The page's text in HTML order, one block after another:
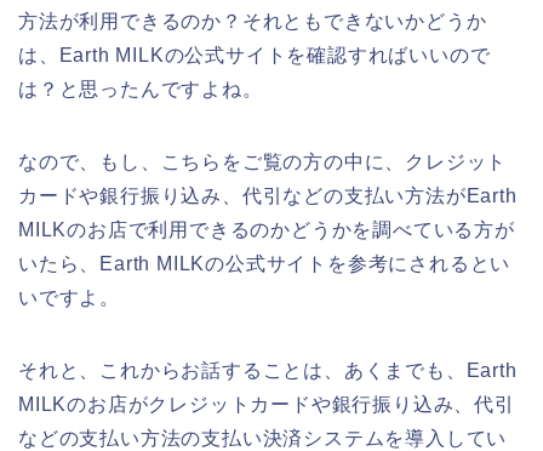
方法が利用できるのか？それともできないかどうか
は、Earth MILKの公式サイトを確認すればいいので
は？と思ったんですよね。
なので、もし、こちらをご覧の方の中に、クレジット
カードや銀行振り込み、代引などの支払い方法がEarth
MILKのお店で利用できるのかどうかを調べている方が
いたら、Earth MILKの公式サイトを参考にされるとい
いですよ。
それと、これからお話することは、あくまでも、Earth
MILKのお店がクレジットカードや銀行振り込み、代引
などの支払い方法の支払い決済システムを導入してい